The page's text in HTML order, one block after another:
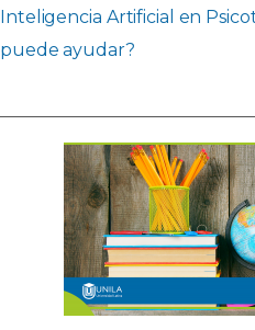
Inteligencia Artificial en
puede ayudar?